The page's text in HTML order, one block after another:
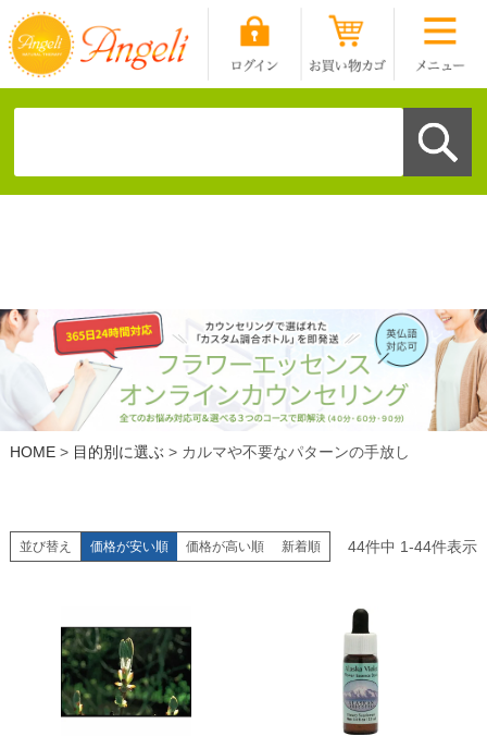
HOME 目的別に選ぶ カルマや不要なパターンの手放し
並び替え 価格が安い順 価格が高い順 新着順 44件中 1-44件表示